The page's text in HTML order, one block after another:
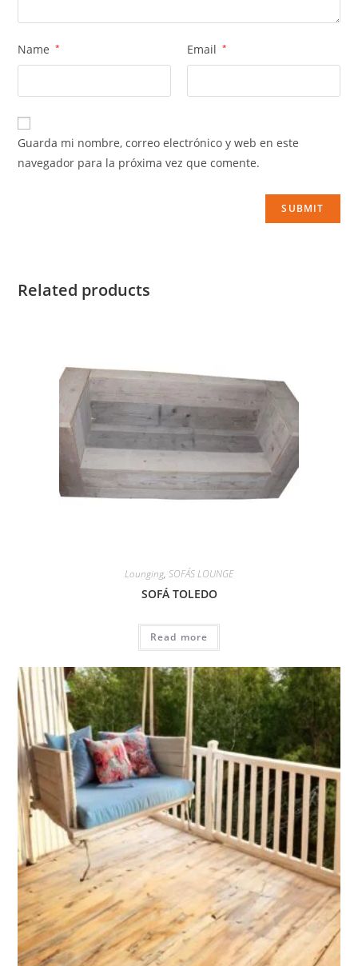
Name * Email *
Guarda mi nombre, correo electrónico y web en este
navegador para la próxima vez que comente.
Related products
Lounging, SOFÁS LOUNGE
SOFÁ TOLEDO
Read more